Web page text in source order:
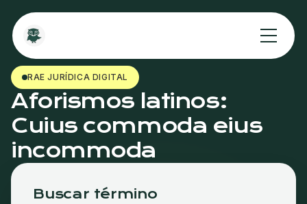
RAE JURÍDICA DIGITAL
Aforismos latinos:
Cuius commoda eius
incommoda
Buscar término